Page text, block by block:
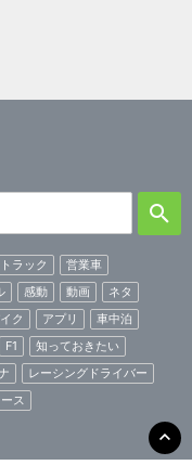
ラック
営業車
感動 動画
ネタ
ク アプリ
車中泊
F1
知っておきたい
レーシングドライバー
ス